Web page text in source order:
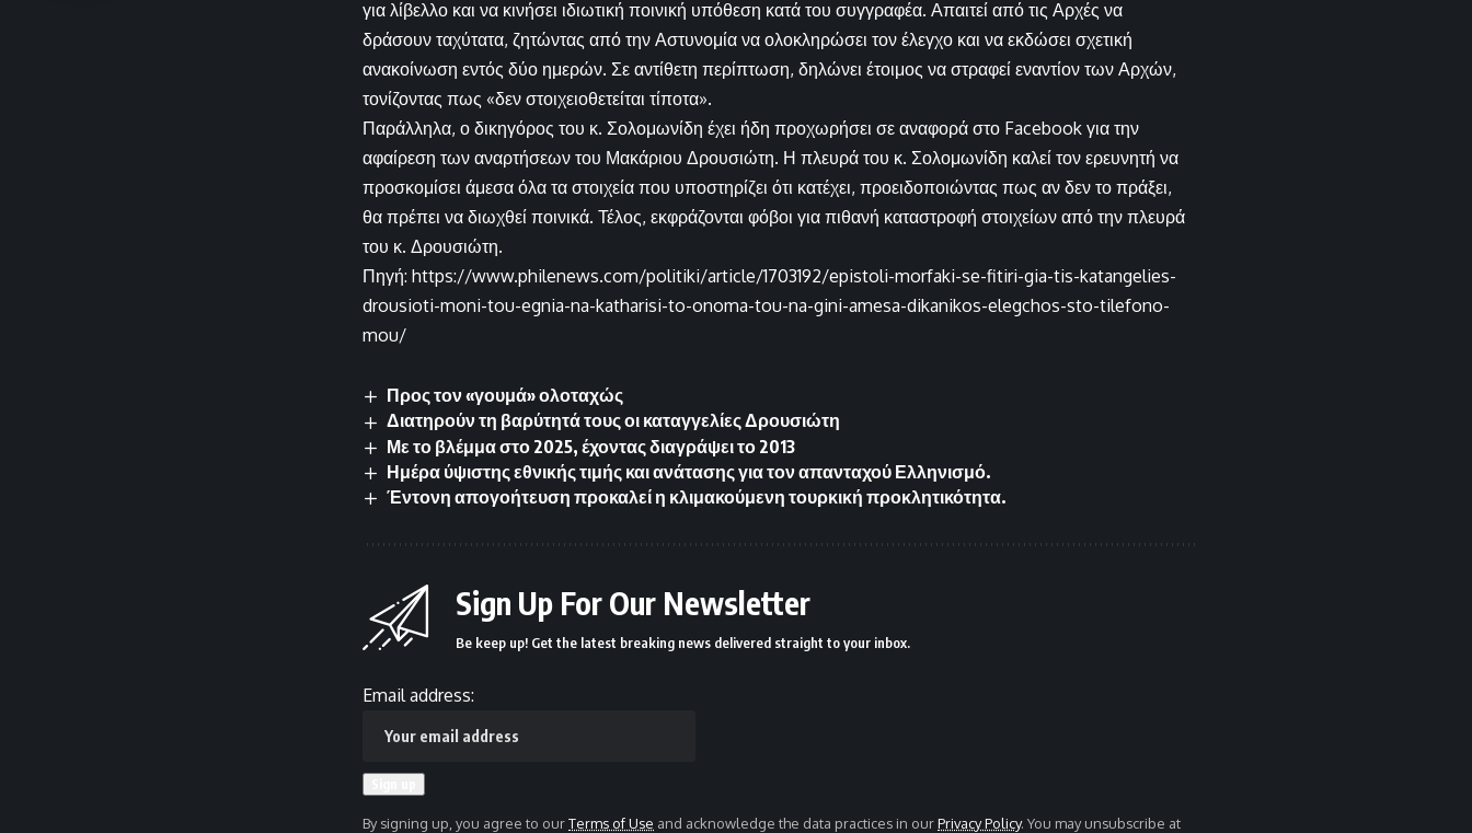
για λίβελλο και να κινήσει ιδιωτική ποινική υπόθεση κατά του συγγραφέα. Απαιτεί από τις Αρχές να
δράσουν ταχύτατα, ζητώντας από την Αστυνομία να ολοκληρώσει τον έλεγχο και να εκδώσει σχετική
ανακοίνωση εντός δύο ημερών. Σε αντίθετη περίπτωση, δηλώνει έτοιμος να στραφεί εναντίον των Αρχών,
τονίζοντας πως «δεν στοιχειοθετείται τίποτα».
Παράλληλα, ο δικηγόρος του κ. Σολομωνίδη έχει ήδη προχωρήσει σε αναφορά στο Facebook για την
αφαίρεση των αναρτήσεων του Μακάριου Δρουσιώτη. Η πλευρά του κ. Σολομωνίδη καλεί τον ερευνητή να
προσκομίσει άμεσα όλα τα στοιχεία που υποστηρίζει ότι κατέχει, προειδοποιώντας πως αν δεν το πράξει,
θα πρέπει να διωχθεί ποινικά. Τέλος, εκφράζονται φόβοι για πιθανή καταστροφή στοιχείων από την πλευρά
του κ. Δρουσιώτη.
Πηγή: https://www.philenews.com/politiki/article/1703192/epistoli-morfaki-se-fitiri-gia-tis-katangelies-
drousioti-moni-tou-egnia-na-katharisi-to-onoma-tou-na-gini-amesa-dikanikos-elegchos-sto-tilefono-
mou/
Προς τον «γουμά» ολοταχώς
Διατηρούν τη βαρύτητά τους οι καταγγελίες Δρουσιώτη
Με το βλέμμα στο 2025, έχοντας διαγράψει το 2013
Ημέρα ύψιστης εθνικής τιμής και ανάτασης για τον απανταχού Ελληνισμό.
Έντονη απογοήτευση προκαλεί η κλιμακούμενη τουρκική προκλητικότητα.
Sign Up For Our Newsletter
Be keep up! Get the latest breaking news delivered straight to your inbox.
Email address:
By signing up, you agree to ourTerms of Use and acknowledge the data practices in ourPrivacy Policy. You may unsubscribe at